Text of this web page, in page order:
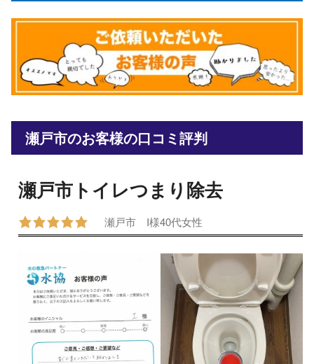
瀬戸市のお客様の口コミ評判
瀬戸市トイレつまり除去
瀬戸市 I様40代女性